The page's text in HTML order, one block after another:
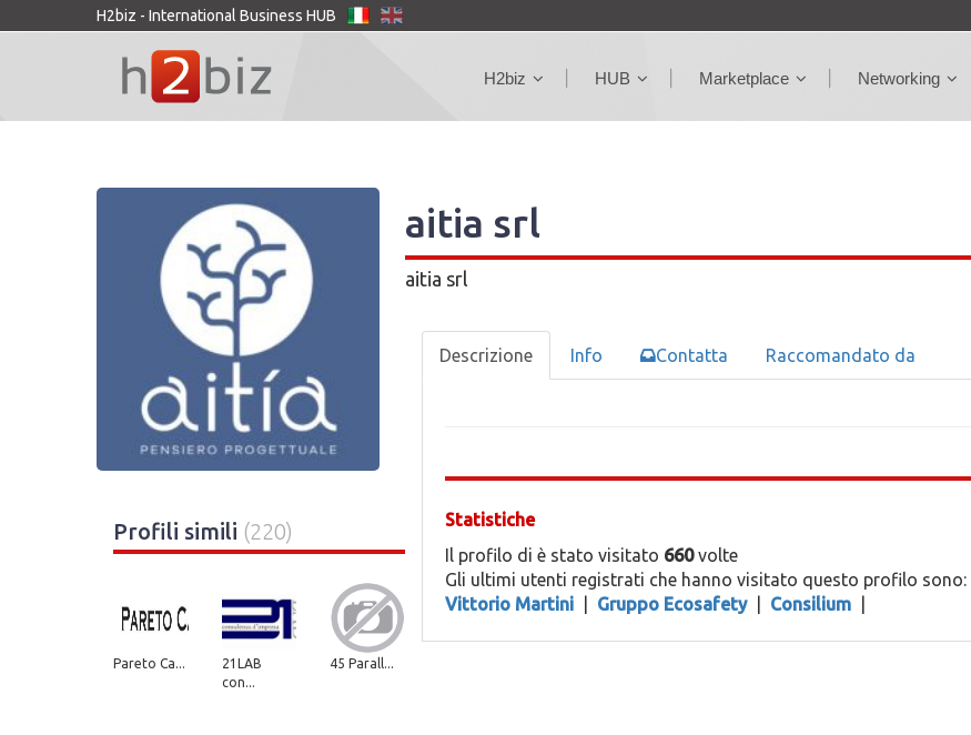
H2biz - International Business HUB
H2biz HUB Marketplace Networking
aitia srl
aitia srl
Profili simili (220)
Pareto Ca...
21LAB
con...
45 Parall...
Descrizione Info Contatta Raccomandato da
Statistiche
Il profilo di è stato visitato 660volte
Gli ultimi utenti registrati che hanno visitato questo profilo sono:
Vittorio Martini
Gruppo Ecosafety Consilium